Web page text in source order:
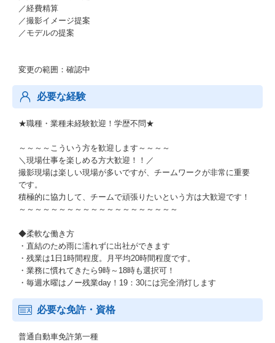
／経費精算
／撮影イメージ提案
／モデルの提案
変更の範囲：確認中
必要な経験
★職種・業種未経験歓迎！学歴不問★
～～～～こういう方を歓迎します～～～～
＼現場仕事を楽しめる方大歓迎！！／
撮影現場は楽しい現場が多いですが、チームワークが非常に重要
です。
積極的に協力して、チームで頑張りたいという方は大歓迎です！
～～～～～～～～～～～～～～～～～～～～
◆柔軟な働き方
・直結のため雨に濡れずに出社ができます
・残業は1日1時間程度。月平均20時間程度です。
・業務に慣れてきたら9時～18時も選択可！
・毎週水曜はノー残業day！19：30には完全消灯します
必要な免許・資格
普通自動車免許第一種